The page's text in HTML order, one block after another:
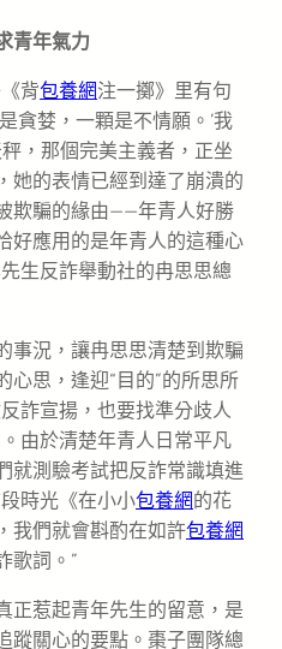
青年氣力
背包養網注一擲》里有句
貪婪，一顆是不情願。’我
，那個完美主義者，正坐
她的表情已經到達了崩潰的
欺騙的緣由——年青人好勝
好應用的是年青人的這種心
生反詐舉動社的冉思思總
事況，讓冉思思清楚到欺騙
心思，逢迎“目的”的所思所
詐宣揚，也要找準分歧人
由於清楚年青人日常平凡
就測驗考試把反詐常識填進
時光《在小小包養網的花
我們就會斟酌在如許包養網
歌詞。”
正惹起青年先生的留意，是
蹤關心的要點。棗子團隊總